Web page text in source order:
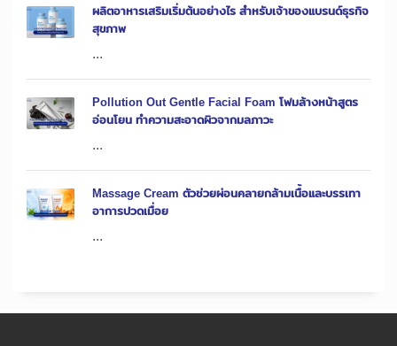
ผลิตอาหารเสริมเริ่มต้นอย่างไร สำหรับเจ้าของแบรนด์ธุรกิจ
สุขภาพ
...
Pollution Out Gentle Facial Foam โฟมล้างหน้าสูตร
อ่อนโยน ทำความสะอาดผิวจากมลภาวะ
...
Massage Cream ตัวช่วยผ่อนคลายกล้ามเนื้อและบรรเทา
อาการปวดเมื่อย
...